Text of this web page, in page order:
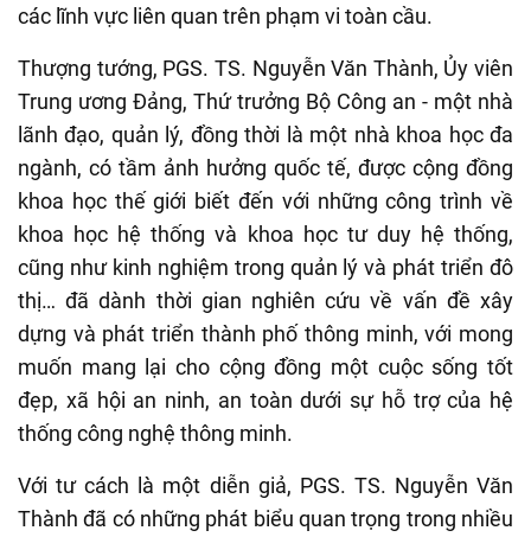
các lĩnh vực liên quan trên phạm vi toàn cầu.
Thượng tướng, PGS. TS. Nguyễn Văn Thành, Ủy viên
Trung ương Đảng, Thứ trưởng Bộ Công an - một nhà
lãnh đạo, quản lý, đồng thời là một nhà khoa học đa
ngành, có tầm ảnh hưởng quốc tế, được cộng đồng
khoa học thế giới biết đến với những công trình về
khoa học hệ thống và khoa học tư duy hệ thống,
cũng như kinh nghiệm trong quản lý và phát triển đô
thị… đã dành thời gian nghiên cứu về vấn đề xây
dựng và phát triển thành phố thông minh, với mong
muốn mang lại cho cộng đồng một cuộc sống tốt
đẹp, xã hội an ninh, an toàn dưới sự hỗ trợ của hệ
thống công nghệ thông minh.
Với tư cách là một diễn giả, PGS. TS. Nguyễn Văn
Thành đã có những phát biểu quan trọng trong nhiều